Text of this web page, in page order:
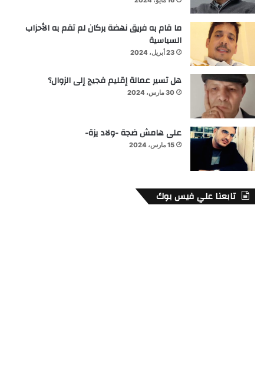
ما قام به فريق نهضة بركان لم تقم به الأحزاب
السياسية
23 أبريل، 2024
هل تسير عمالة إقليم فجيج إلى الزوال؟
30 مارس، 2024
على هامش ضجة -ولاد يزة-
15 مارس، 2024
تابعنا علي فيس بوك